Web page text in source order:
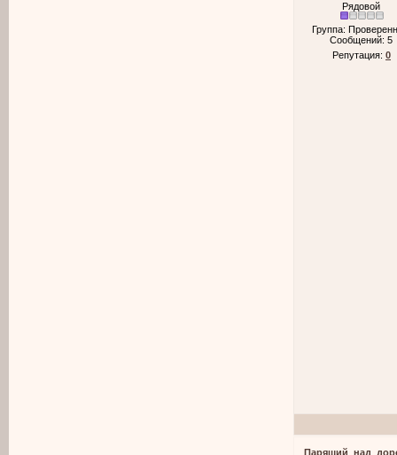
Рядовой
Группа:
Сообщений:5
Репутация: 0